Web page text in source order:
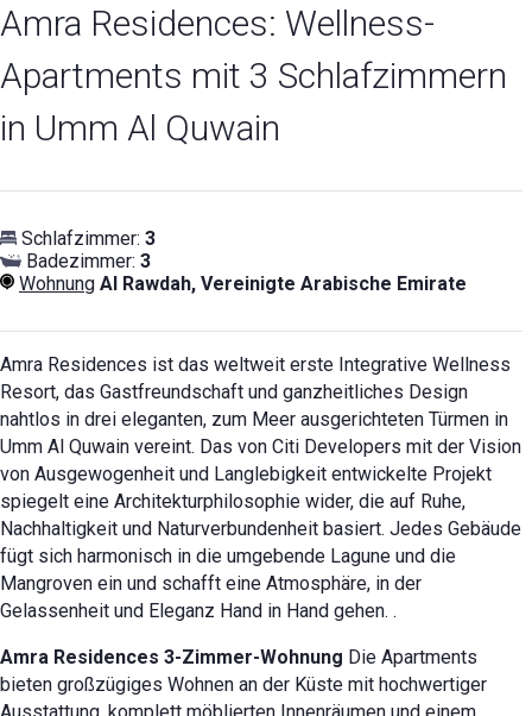
Amra Residences: Wellness-
Apartments mit 3 Schlafzimmern
in Umm Al Quwain
Schlafzimmer: 3
Badezimmer: 3
Wohnung Al Rawdah, Vereinigte Arabische Emirate
Amra Residences ist das weltweit erste Integrative Wellness
Resort, das Gastfreundschaft und ganzheitliches Design
nahtlos in drei eleganten, zum Meer ausgerichteten Türmen in
Umm Al Quwain vereint. Das von Citi Developers mit der Vision
von Ausgewogenheit und Langlebigkeit entwickelte Projekt
spiegelt eine Architekturphilosophie wider, die auf Ruhe,
Nachhaltigkeit und Naturverbundenheit basiert. Jedes Gebäude
fügt sich harmonisch in die umgebende Lagune und die
Mangroven ein und schafft eine Atmosphäre, in der
Gelassenheit und Eleganz Hand in Hand gehen. .
Amra Residences 3-Zimmer-Wohnung Die Apartments
bieten großzügiges Wohnen an der Küste mit hochwertiger